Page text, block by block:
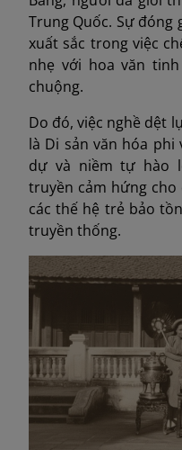
Trung Quốc. Sự đóng
xuất sắc trong việc
nhẹ với hoa văn
chuộng.
Do đó, việc nghề dệt
là Di sản văn hóa
dự và niềm tự hào
truyền cảm hứng cho
các thế hệ trẻ bảo
truyền thống.